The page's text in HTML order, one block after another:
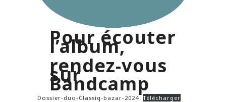
Pour écouter
l’album,
rendez-vous
sur
Bandcamp
Dossier-duo-Classiq-bazar-2024 Télécharger